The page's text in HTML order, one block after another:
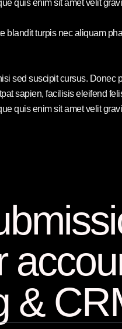
quis enim sit amet velit
turpis nec aliquam
sed suscipit cursus.
sapien, facilisis eleifend
quis enim sit amet velit
&